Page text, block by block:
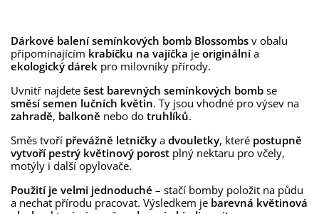
Dárkové balení semínkových bomb Blossombs v obalu
připomínajícím krabičku na vajíčka je originálnía
ekologický dárek pro milovníky přírody.
Uvnitř najdete šest barevných semínkových bomb se
směsí semen lučních květin. Ty jsou vhodné pro výsev na
zahradě, balkoně nebo do truhlíků.
Směs tvoří převážně letničky a dvouletky, které postupně
vytvoří pestrý květinový porost plný nektaru pro včely,
motýly i další opylovače.
Použití je velmi jednoduché – stačí bomby položit na půdu
a nechat přírodu pracovat. Výsledkem je barevná květinová